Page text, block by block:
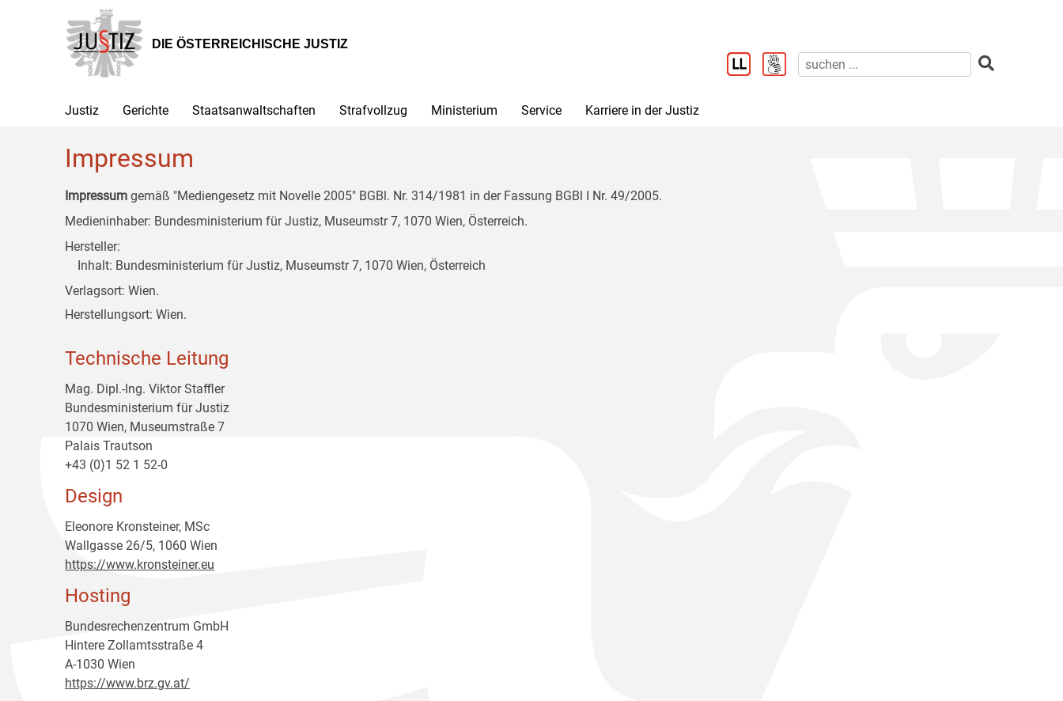
Hauptnavigation
[1]
Inhalt
[2]
Untermenü
[3]
DIE ÖSTERREICHISCHE JUSTIZ
Justiz Gerichte Staatsanwaltschaften Strafvollzug Ministerium Service Karriere in der Justiz
Impressum
Impressum gemäß "Mediengesetz mit Novelle 2005" BGBl. Nr. 314/1981 in der Fassung BGBl I Nr. 49/2005.
Medieninhaber: Bundesministerium für Justiz, Museumstr 7, 1070 Wien, Österreich.
Hersteller:
Inhalt: Bundesministerium für Justiz, Museumstr 7, 1070 Wien, Österreich
Verlagsort: Wien.
Herstellungsort: Wien.
Technische Leitung
Mag. Dipl.-Ing. Viktor Staffler
Bundesministerium für Justiz
1070 Wien, Museumstraße 7
Palais Trautson
+43 (0)1 52 1 52-0
Design
Eleonore Kronsteiner, MSc
Wallgasse 26/5, 1060 Wien
https://www.kronsteiner.eu
Hosting
Bundesrechenzentrum GmbH
Hintere Zollamtsstraße 4
A-1030 Wien
https://www.brz.gv.at/